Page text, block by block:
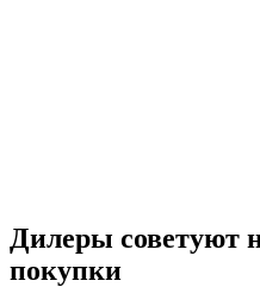
Дилеры советуют
покупки